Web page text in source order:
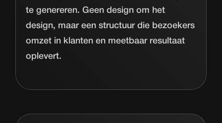
te genereren. Geen design om het
design, maar een structuur die bezoekers
omzet in klanten en meetbaar resultaat
oplevert.